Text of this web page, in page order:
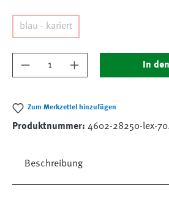
blau - kariert
Produkt Anzahl: Gib den
In
Zum Merkzettel hinzufügen
Produktnummer: 4602-28250-lex-
Beschreibung